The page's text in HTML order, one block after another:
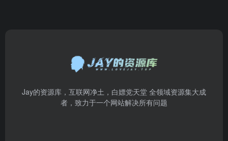
Jay的资源库，互联网净土，白嫖党天堂 全领域资源集大成
者，致力于一个网站解决所有问题